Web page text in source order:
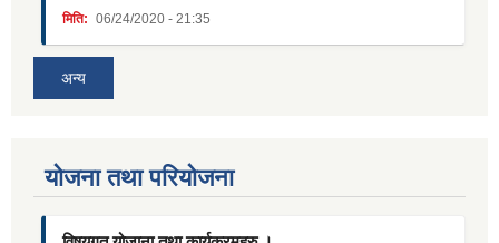
मिति: 06/24/2020 - 21:35
अन्य
याेजना तथा परियाेजना